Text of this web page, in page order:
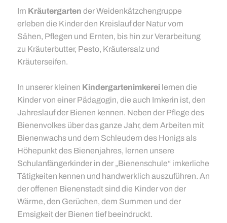
Im Kräutergarten der Weidenkätzchengruppe
erleben die Kinder den Kreislauf der Natur vom
Sähen, Pflegen und Ernten, bis hin zur Verarbeitung
zu Kräuterbutter, Pesto, Kräutersalz und
Kräuterseifen.
In unserer kleinen Kindergartenimkerei lernen die
Kinder von einer Pädagogin, die auch Imkerin ist, den
Jahreslauf der Bienen kennen. Neben der Pflege des
Bienenvolkes über das ganze Jahr, dem Arbeiten mit
Bienenwachs und dem Schleudern des Honigs als
Höhepunkt des Bienenjahres, lernen unsere
Schulanfängerkinder in der „Bienenschule“ imkerliche
Tätigkeiten kennen und handwerklich auszuführen. An
der offenen Bienenstadt sind die Kinder von der
Wärme, den Gerüchen, dem Summen und der
Emsigkeit der Bienen tief beeindruckt.